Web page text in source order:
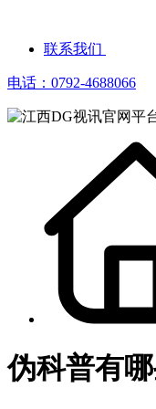
联系我们
电话：0792-4688066
伪科普有哪